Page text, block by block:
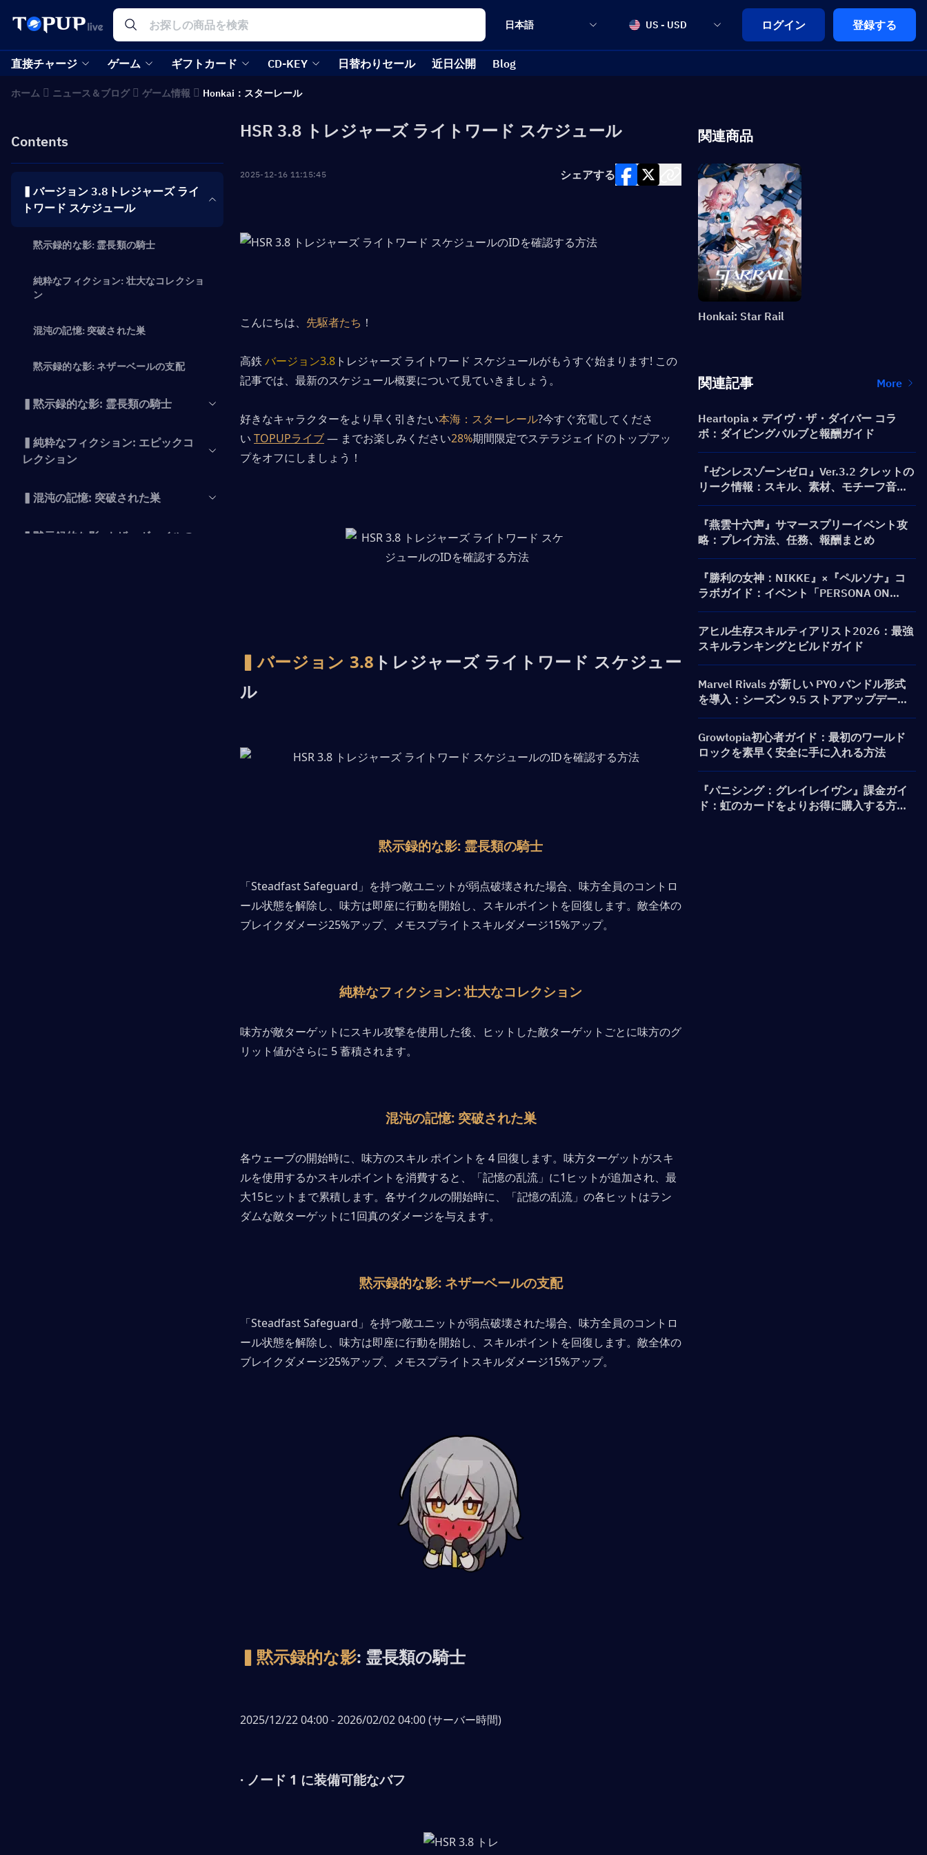
日本語 US - USD ログイン 登録する
直接チャージ ゲーム ギフトカード CD-KEY 日替わりセール 近日公開 Blog
ホーム ニュース＆ブログ ゲーム情報 Honkai：スターレール
Contents
▍バージョン 3.8トレジャーズ ライ
トワード スケジュール
黙示録的な影: 霊長類の騎士
純粋なフィクション: 壮大なコレクショ
ン
混沌の記憶: 突破された巣
黙示録的な影: ネザーベールの支配
▍黙示録的な影: 霊長類の騎士
▍純粋なフィクション: エピックコ
レクション
▍混沌の記憶: 突破された巣
▍黙示録的な影: ネザーヴェイルの
HSR 3.8 トレジャーズ ライトワード スケジュール
2025-12-16 11:15:45 シェアする
こんにちは、 先駆者たち ！
高鉄 バージョン3.8 トレジャーズ ライトワード スケジュールがもうすぐ始まります! この
記事では、最新のスケジュール概要について見ていきましょう。
好きなキャラクターをより早く引きたい本海：スターレール?今すぐ充電してくださ
い TOPUPライブ — までお楽しみください28%期間限定でステラジェイドのトップアッ
プをオフにしましょう！
▍バージョン 3.8 トレジャーズ ライトワード スケジュー
ル
黙示録的な影: 霊長類の騎士
「Steadfast Safeguard」を持つ敵ユニットが弱点破壊された場合、味方全員のコントロ
ール状態を解除し、味方は即座に行動を開始し、スキルポイントを回復します。敵全体の
ブレイクダメージ25%アップ、メモスプライトスキルダメージ15%アップ。
純粋なフィクション: 壮大なコレクション
味方が敵ターゲットにスキル攻撃を使用した後、ヒットした敵ターゲットごとに味方のグ
リット値がさらに 5 蓄積されます。
混沌の記憶: 突破された巣
各ウェーブの開始時に、味方のスキル ポイントを 4 回復します。味方ターゲットがスキ
ルを使用するかスキルポイントを消費すると、「記憶の乱流」に1ヒットが追加され、最
大15ヒットまで累積します。各サイクルの開始時に、「記憶の乱流」の各ヒットはラン
ダムな敵ターゲットに1回真のダメージを与えます。
黙示録的な影: ネザーベールの支配
「Steadfast Safeguard」を持つ敵ユニットが弱点破壊された場合、味方全員のコントロ
ール状態を解除し、味方は即座に行動を開始し、スキルポイントを回復します。敵全体の
ブレイクダメージ25%アップ、メモスプライトスキルダメージ15%アップ。
▍黙示録的な影: 霊長類の騎士
2025/12/22 04:00 - 2026/02/02 04:00 (サーバー時間)
· ノード 1 に装備可能なバフ
関連商品
Honkai: Star Rail
関連記事 More
Heartopia × デイヴ・ザ・ダイバー コラ
ボ：ダイビングバルブと報酬ガイド
『ゼンレスゾーンゼロ』Ver.3.2 クレットの
リーク情報：スキル、素材、モチーフ音動
機、心象映画
『燕雲十六声』サマースプリーイベント攻
略：プレイ方法、任務、報酬まとめ
『勝利の女神：NIKKE』×『ペルソナ』コ
ラボガイド：イベント「PERSONA ON
FRONTLINE」、キャラクター、募集（ガチ
ャ）＆報酬まとめ
アヒル生存スキルティアリスト2026：最強
スキルランキングとビルドガイド
Marvel Rivals が新しい PYO バンドル形式
を導入：シーズン 9.5 ストアアップデート
でより賢く購入する方法
Growtopia初心者ガイド：最初のワールド
ロックを素早く安全に手に入れる方法
『パニシング：グレイレイヴン』課金ガイ
ド：虹のカードをよりお得に購入する方法